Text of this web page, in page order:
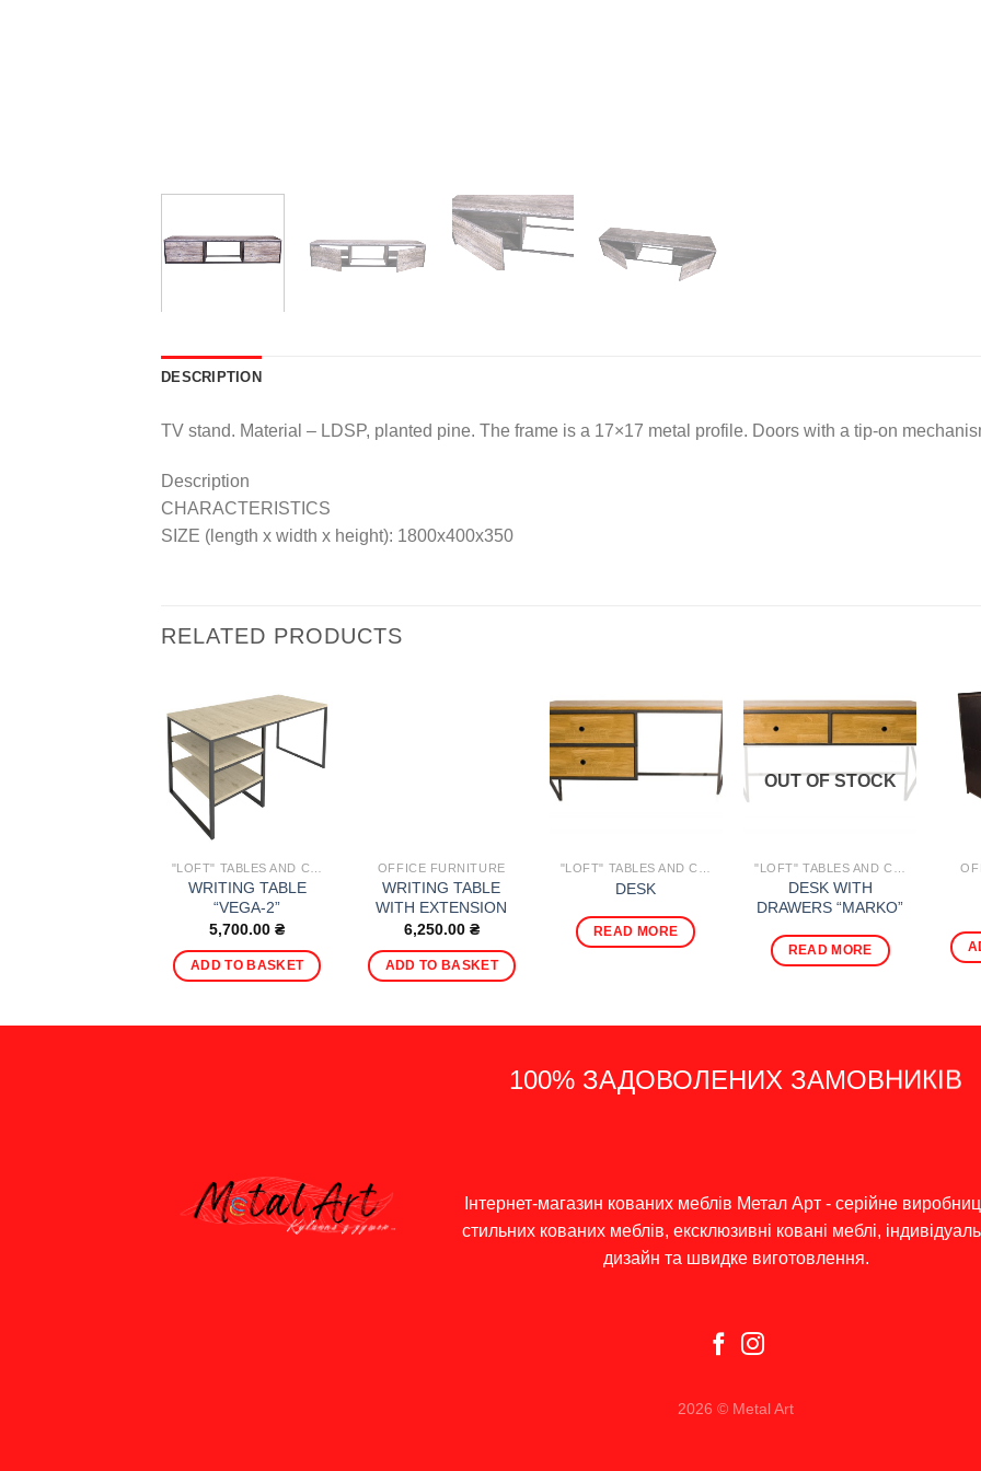
DESCRIPTION
TV stand. Material – LDSP, planted pine. The frame is a 17×17 metal profile. Doors with a tip-on
Description
CHARACTERISTICS
SIZE (length x width x height): 1800x400x350
RELATED PRODUCTS
WRITING TABLE
“VEGA-2”
5,700.00₴
ADD TO BASKET
OFFICE FURNITURE
WRITING TABLE
WITH EXTENSION
6,250.00 ₴
ADD TO BASKET
DESK
READ MORE
OUT OF STOCK
DESK WITH
DRAWERS “MARKO”
READ MORE
100% ЗАДОВОЛЕНИХ ЗАМОВНИКІВ
ІНДИВІДУАЛЬНИЙ ПІДХІД
ШВИДКА ДОСТАВКА ПО УКРАЇНІ
14 - ДЕННЕ ПОВЕРНЕННЯ ГРОШЕЙ
ПОДАРУНКИ, АКЦІЇ ТА ЗНИЖКИ
Інтернет-магазин кованих меблів Метал Арт - серійне
стильних кованих меблів, ексклюзивні ковані меблі,
дизайн та швидке виготовлення.
2026 © Metal Art